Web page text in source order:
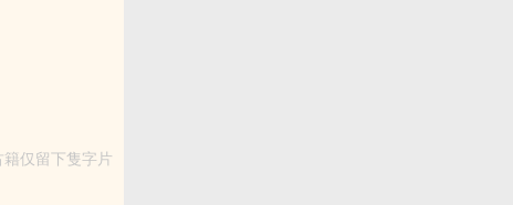
福快乐的...